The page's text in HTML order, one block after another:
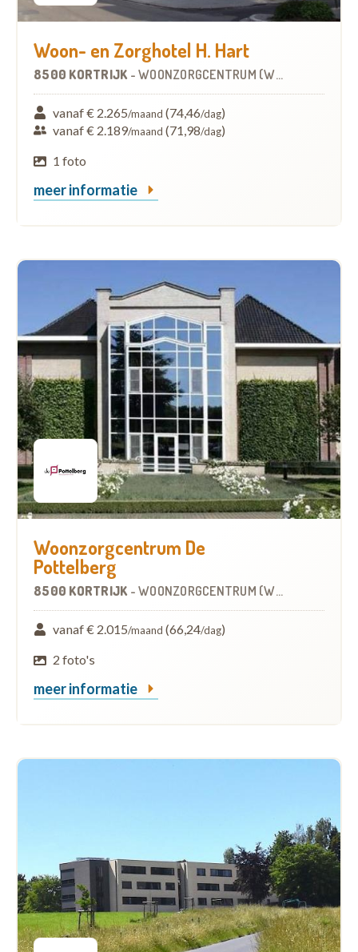
Woon- en Zorghotel H. Hart
8500 KORTRIJK - WOONZORGCENTRUM (WZC)
vanaf € 2.265/maand (74,46/dag)
vanaf € 2.189/maand (71,98/dag)
1 foto
meer informatie
Woonzorgcentrum De
Pottelberg
8500 KORTRIJK - WOONZORGCENTRUM (WZC)
vanaf € 2.015/maand (66,24/dag)
2 foto's
meer informatie